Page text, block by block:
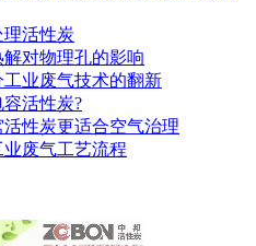
活性炭
对物理孔的影响
业废气技术的翻新
活性炭?
性炭更适合空气治理
废气工艺流程